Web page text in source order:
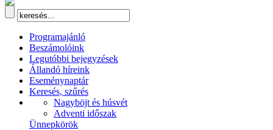
Programajánló
Beszámolóink
Legutóbbi bejegyzések
Állandó híreink
Eseménynaptár
Keresés, szűrés
Nagyböjt és húsvét
Adventi időszak
Ünnepkörök